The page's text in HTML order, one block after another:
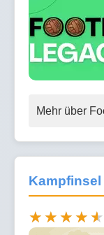
Mehr über
Kampfinsel